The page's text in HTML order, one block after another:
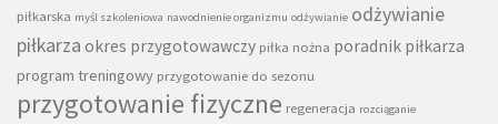
piłkarska myśl szkoleniowa nawodnienie organizmu odżywianie odżywianie
piłkarza okres przygotowawczy piłka nożna poradnik piłkarza
program treningowy przygotowanie do sezonu
przygotowanie fizyczne regeneracja rozciąganie